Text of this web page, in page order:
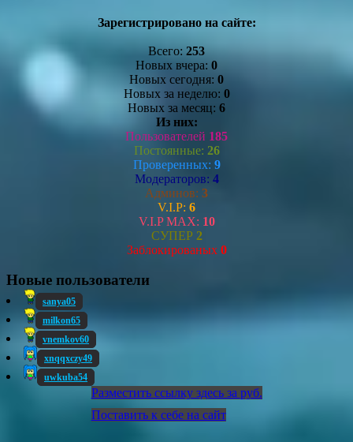
Зарегистрировано на сайте:
Всего: 253
Новых вчера: 0
Новых сегодня: 0
Новых за неделю: 0
Новых за месяц: 6
Из них:
Пользователей 185
Постоянные: 26
Проверенных: 9
Модераторов: 4
Админов: 3
V.I.P: 6
V.I.P MAX: 10
СУПЕР 2
Заблокированых 0
Новые пользователи
sanya05
milkon65
vnemkov60
xnqqxczy49
uwkuba54
Разместить ссылку здесь за руб.
Поставить к себе на сайт